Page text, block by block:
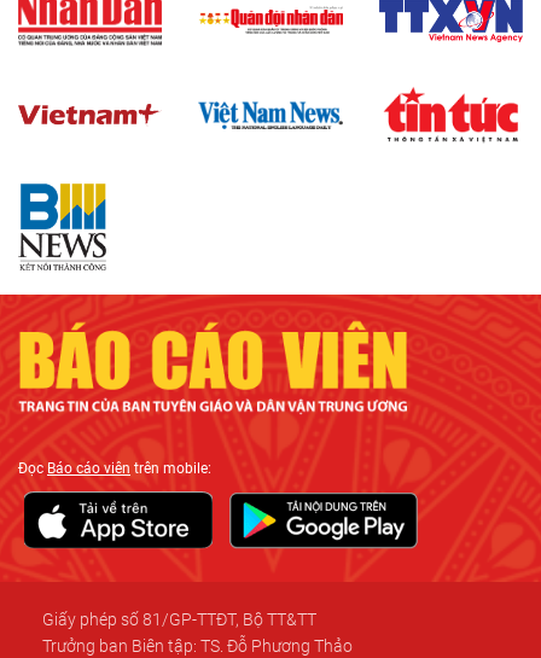
ĐọcBáo cáo viên trên mobile:
Giấy phép số 81/GP-TTĐT, Bộ TT&TT
Trưởng ban Biên tập: TS. Đỗ Phương Thảo